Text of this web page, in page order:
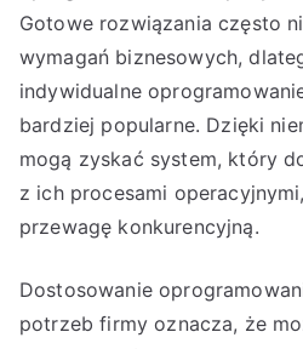
Gotowe rozwiązania często
wymagań biznesowych,
indywidualne
bardziej popularne. Dzięki
mogą zyskać system, który
z ich procesami
przewagę konkurencyjną.
Dostosowanie
potrzeb firmy oznacza, że